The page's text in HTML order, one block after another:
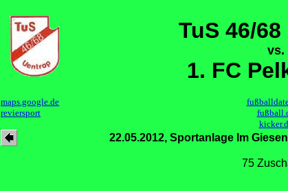
TuS 46/
vs.
1. FC
maps.google.de
reviersport
22.05.2012, Sportanlage Im
75